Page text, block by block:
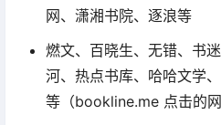
网、潇湘书院、逐浪等
燃文、百晓生、无错、书
河、热点书库、哈哈文学
等（bookline.me 点击的网